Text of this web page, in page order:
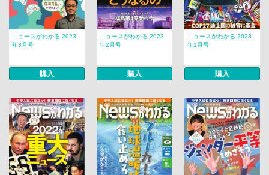
ニュースがわかる 2023
年3月号
購入
ニュースがわかる 2023
年2月号
購入
ニュースがわかる 2023
年1月号
購入